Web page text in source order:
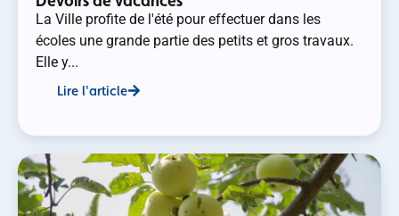
La Ville profite de l'été pour effectuer dans les
écoles une grande partie des petits et gros travaux.
Elle y...
Lire l'article